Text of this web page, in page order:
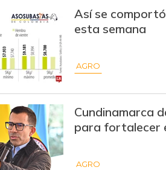
Así se
esta semana
AGRO
Cundinamarca
para fortalecer
AGRO